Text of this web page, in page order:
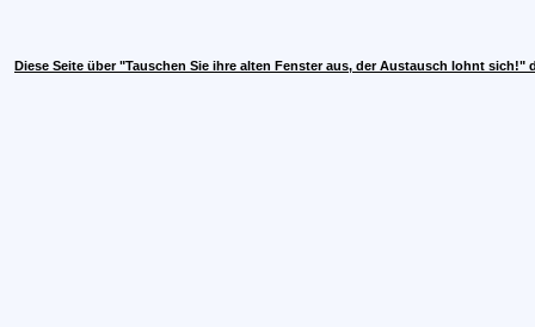
Diese Seite über "Tauschen Sie ihre alten Fenster aus, der Austausch lohnt sich!"